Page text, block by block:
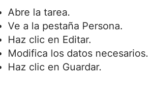
Abre la tarea.
Ve a la pestaña Persona.
Haz clic en Editar.
Modifica los datos necesarios.
Haz clic en Guardar.